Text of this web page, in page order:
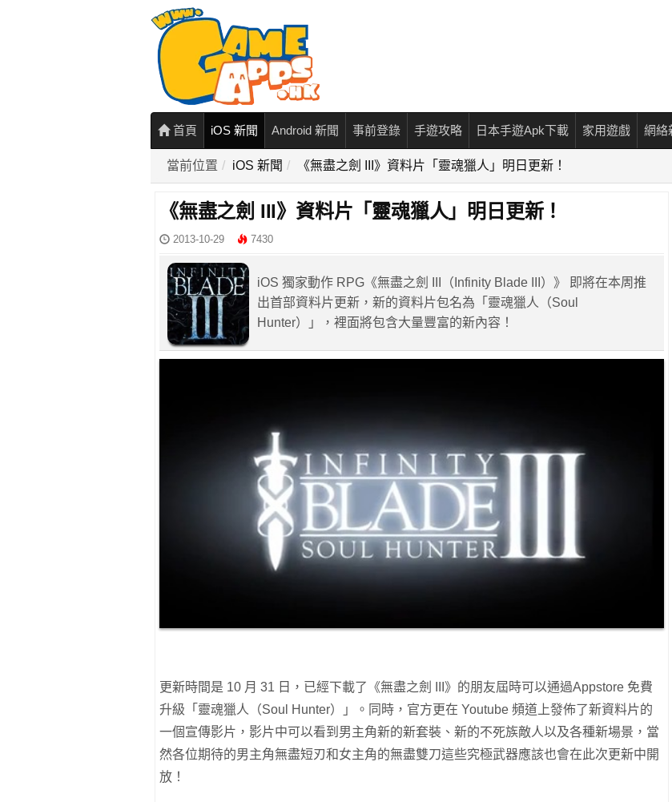
首頁 iOS 新聞 Android 新聞 事前登錄 手遊攻略 日本手遊Apk下載 家用遊戲 網絡
當前位置 iOS 新聞 《無盡之劍 III》資料片「靈魂獵人」明日更新！
《無盡之劍 III》資料片「靈魂獵人」明日更新！
2013-10-29 7430
iOS 獨家動作 RPG《無盡之劍 III（Infinity Blade III）》 即將在本周推
出首部資料片更新，新的資料片包名為「靈魂獵人（Soul
Hunter）」，裡面將包含大量豐富的新內容！
更新時間是 10 月 31 日，已經下載了《無盡之劍 III》的朋友屆時可以通過Appstore 免費
升級「靈魂獵人（Soul Hunter）」。同時，官方更在 Youtube 頻道上發佈了新資料片的
一個宣傳影片，影片中可以看到男主角新的新套裝、新的不死族敵人以及各種新場景，當
然各位期待的男主角無盡短刃和女主角的無盡雙刀這些究極武器應該也會在此次更新中開
放！